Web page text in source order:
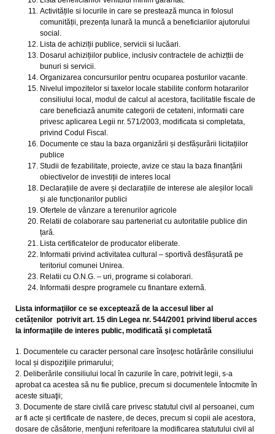
Activitățile si locurile in care se prestează munca in folosul
comunității, prezența lunară la muncă a beneficiarilor ajutorului
social.
Lista de achiziții publice, servicii si lucăari.
Dosarul achizițiilor publice, inclusiv contractele de achizțtii de
bunuri si servicii.
Organizarea concursurilor pentru ocuparea posturilor vacante.
Nivelul impozitelor si taxelor locale stabilite conform hotararilor
consiliului local, modul de calcul al acestora, facilitatile fiscale de
care beneficiază anumite categorii de cetateni, informatii care
privesc aplicarea Legii nr. 571/2003, modificata si completata,
privind Codul Fiscal.
Documente ce stau la baza organizării și desfășurării licitațiilor
publice
Studii de fezabilitate, proiecte, avize ce stau la baza finanțării
obiectivelor de investiții de interes local
Declarațiile de avere și declarațiile de interese ale aleșilor locali
și ale funcționarilor publici
Ofertele de vânzare a terenurilor agricole
Relatii de colaborare sau parteneriat cu autoritatile publice din
țară.
Lista certificatelor de producator eliberate.
Informatii privind activitatea cultural – sportivă desfășurată pe
teritoriul comunei Unirea.
Relatii cu O.N.G. – uri, programe si colaborari.
Informatii despre programele cu finantare externă.
Lista informaţiilor ce se exceptează de la accesul liber al
cetățenilor potrivit art. 15 din Legea nr. 544/2001 privind liberul acces
la informaţiile de interes public, modificată şi completată
1. Documentele cu caracter personal care însoţesc hotărârile consiliului
local și dispoziţiile primarului;
2. Deliberările consiliului local în cazurile în care, potrivit legii, s-a
aprobat ca acestea să nu fie publice, precum si documentele întocmite în
aceste situaţii;
3. Documente de stare civilă care privesc statutul civil al persoanei, cum
ar fi acte și certificate de nastere, de deces, precum si copii ale acestora,
dosare de căsătorie, menţiuni referitoare la modificarea statutului civil al